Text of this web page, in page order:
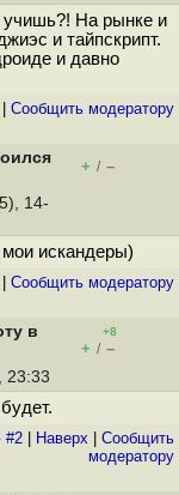
На рынке и
и тайпскрипт.
и давно
Cообщить модератору
+ / –
14-
искандеры)
Cообщить модератору
в
+8
+ / –
23:33
#2 Наверх
Cообщить
модератору